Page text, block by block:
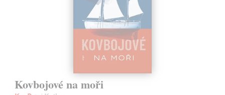
Kovbojové na moři